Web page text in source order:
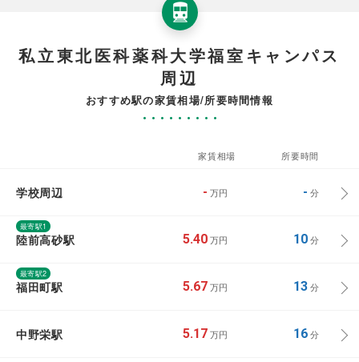
私立東北医科薬科大学福室キャンパス
周辺
おすすめ駅の家賃相場/所要時間情報
家賃相場 所要時間
学校周辺 - 万円 - 分
最寄駅1
陸前高砂駅 5.40 万円 10分
最寄駅2
福田町駅 5.67 万円 13分
中野栄駅 5.17 万円 16分